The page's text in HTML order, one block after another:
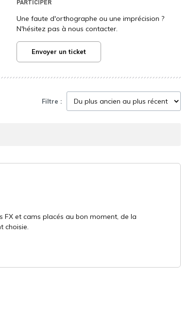
PARTICIPER
Une faute d'orthographe ou une imprécision ?
N'hésitez pas à nous contacter.
Envoyer un ticket
Filtre :
FX et cams placés au bon moment, de la
choisie.